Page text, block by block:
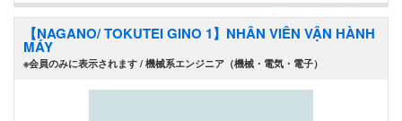
vụ (tùy theo trình độ bằng cấp): ┗ Không có bằ
ng / đã hoàn thành khóa đào tạo sơ cấp: 20,000 y
ên/tháng ┗ Đã hoàn thành khóa đào tạo thực
【NAGANO/ TOKUTEI GINO 1】NHÂN VIÊN VẬN HÀNH
MÁY
※会員のみに表示されます / 機械系エンジニア（機械・電気・電子）